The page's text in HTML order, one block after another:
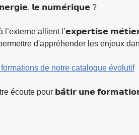
𝗹𝗲 𝗻𝘂𝗺𝗲́𝗿𝗶𝗾𝘂𝗲 ?
l’externe allient l’𝗲𝘅𝗽𝗲𝗿𝘁𝗶𝘀𝗲
d'appréhender les enjeux
de notre catalogue évolutif
écoute pour 𝗯𝗮̂𝘁𝗶𝗿 𝘂𝗻𝗲